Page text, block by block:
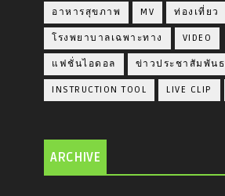
อาหารสุขภาพ MV ท่องเที่ยว
โรงพยาบาลเฉพาะทาง VIDEO
แฟชั่นไอดอล ข่าวประชาสัมพันธ
INSTRUCTION TOOL LIVE CLIP
ARCHIVE